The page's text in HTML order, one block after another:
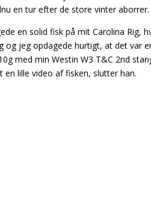
en tur efter de store vinter aborrer.
en solid fisk på mit Carolina Rig,
og jeg opdagede hurtigt, at det var
med min Westin W3 T&C 2nd
lille video af fisken, slutter han.